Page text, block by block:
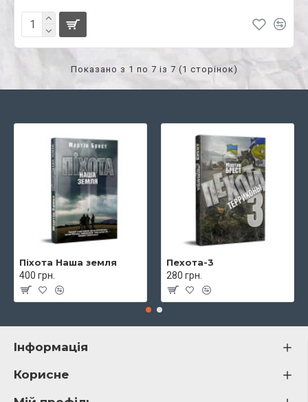
Показано з 1 по 7 із 7 (1 сторінок)
Піхота Наша земля
400 грн.
Пехота-3
280 грн.
Інформація
Корисне